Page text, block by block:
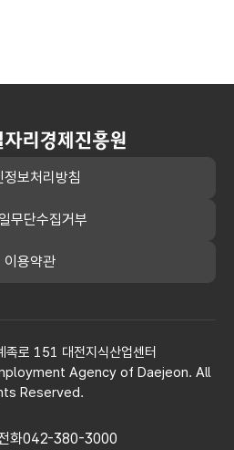
정보처리방침
무단수집거부
이용약관
족로 151 대전지식산업센터
Agency of Daejeon. All
Reserved.
화042-380-3000